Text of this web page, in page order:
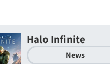
Halo Infinite
News